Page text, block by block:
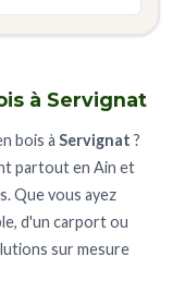
à Servignat
bois à Servignat ?
partout en Ain et
Que vous ayez
d'un carport ou
sur mesure